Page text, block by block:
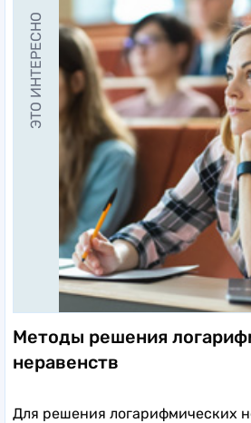
ЭТО ИНТЕРЕСНО
Методы решения
неравенств
Для решения логарифмических